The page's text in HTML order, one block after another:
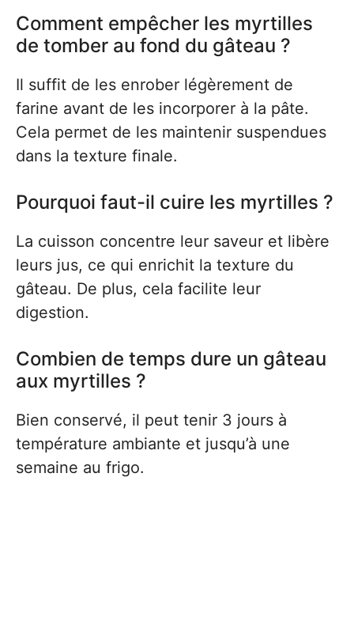
Comment empêcher les myrtilles
de tomber au fond du gâteau ?
Il suffit de les enrober légèrement de
farine avant de les incorporer à la pâte.
Cela permet de les maintenir suspendues
dans la texture finale.
Pourquoi faut-il cuire les myrtilles ?
La cuisson concentre leur saveur et libère
leurs jus, ce qui enrichit la texture du
gâteau. De plus, cela facilite leur
digestion.
Combien de temps dure un gâteau
aux myrtilles ?
Bien conservé, il peut tenir 3 jours à
température ambiante et jusqu’à une
semaine au frigo.